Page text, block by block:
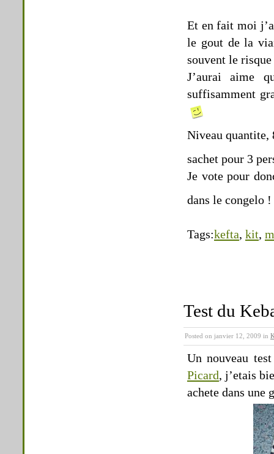
Et en fait moi
le gout de la
souvent le
J’aurai aime
suffisamment
Niveau quantite,
sachet pour 3
Je vote pour
dans le congelo !
Tags:kefta, kit,
Test du
Posted on janvier 12, 2009 in
Un nouveau
Picard, j’etais
achete dans une